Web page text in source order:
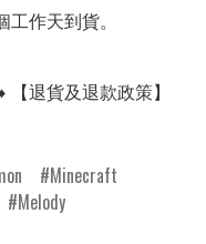
作天到貨。
退貨及退款政策】
Minecraft
Melody